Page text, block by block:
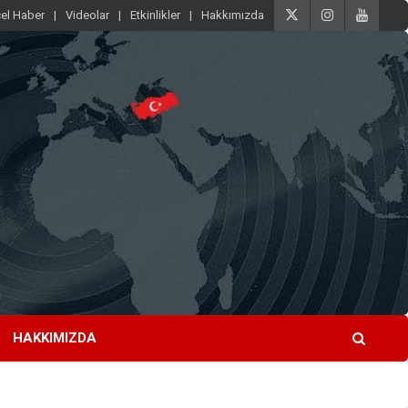
Haber Videolar Etkinlikler Hakkımızda
HAKKIMIZDA